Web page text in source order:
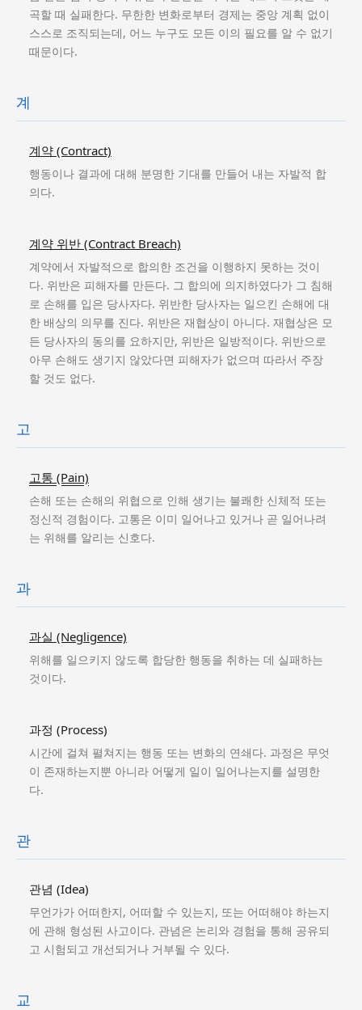
곡할 때 실패한다. 무한한 변화로부터 경제는 중앙 계획 없이
스스로 조직되는데, 어느 누구도 모든 이의 필요를 알 수 없기
때문이다.
계
계약 (Contract)
행동이나 결과에 대해 분명한 기대를 만들어 내는 자발적 합
의다.
계약 위반 (Contract Breach)
계약에서 자발적으로 합의한 조건을 이행하지 못하는 것이
다. 위반은 피해자를 만든다. 그 합의에 의지하였다가 그 침해
로 손해를 입은 당사자다. 위반한 당사자는 일으킨 손해에 대
한 배상의 의무를 진다. 위반은 재협상이 아니다. 재협상은 모
든 당사자의 동의를 요하지만, 위반은 일방적이다. 위반으로
아무 손해도 생기지 않았다면 피해자가 없으며 따라서 주장
할 것도 없다.
고
고통 (Pain)
손해 또는 손해의 위협으로 인해 생기는 불쾌한 신체적 또는
정신적 경험이다. 고통은 이미 일어나고 있거나 곧 일어나려
는 위해를 알리는 신호다.
과
과실 (Negligence)
위해를 일으키지 않도록 합당한 행동을 취하는 데 실패하는
것이다.
과정 (Process)
시간에 걸쳐 펼쳐지는 행동 또는 변화의 연쇄다. 과정은 무엇
이 존재하는지뿐 아니라 어떻게 일이 일어나는지를 설명한
다.
관
관념 (Idea)
무언가가 어떠한지, 어떠할 수 있는지, 또는 어떠해야 하는지
에 관해 형성된 사고이다. 관념은 논리와 경험을 통해 공유되
고 시험되고 개선되거나 거부될 수 있다.
교